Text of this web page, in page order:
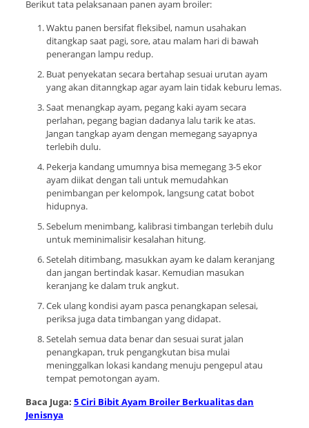
Berikut tata pelaksanaan panen ayam broiler:
Waktu panen bersifat fleksibel, namun usahakan
ditangkap saat pagi, sore, atau malam hari di bawah
penerangan lampu redup.
Buat penyekatan secara bertahap sesuai urutan ayam
yang akan ditanngkap agar ayam lain tidak keburu lemas.
Saat menangkap ayam, pegang kaki ayam secara
perlahan, pegang bagian dadanya lalu tarik ke atas.
Jangan tangkap ayam dengan memegang sayapnya
terlebih dulu.
Pekerja kandang umumnya bisa memegang 3-5 ekor
ayam diikat dengan tali untuk memudahkan
penimbangan per kelompok, langsung catat bobot
hidupnya.
Sebelum menimbang, kalibrasi timbangan terlebih dulu
untuk meminimalisir kesalahan hitung.
Setelah ditimbang, masukkan ayam ke dalam keranjang
dan jangan bertindak kasar. Kemudian masukan
keranjang ke dalam truk angkut.
Cek ulang kondisi ayam pasca penangkapan selesai,
periksa juga data timbangan yang didapat.
Setelah semua data benar dan sesuai surat jalan
penangkapan, truk pengangkutan bisa mulai
meninggalkan lokasi kandang menuju pengepul atau
tempat pemotongan ayam.
Baca Juga: 5 Ciri Bibit Ayam Broiler Berkualitas dan
Jenisnya